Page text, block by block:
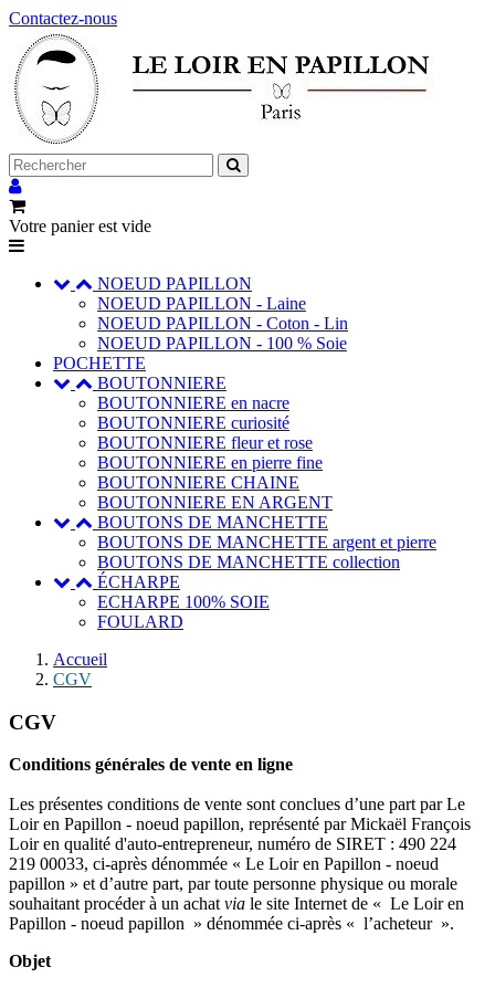
Contactez-nous
Votre panier est vide
NOEUD PAPILLON
NOEUD PAPILLON - Laine
NOEUD PAPILLON - Coton - Lin
NOEUD PAPILLON - 100 % Soie
POCHETTE
BOUTONNIERE
BOUTONNIERE en nacre
BOUTONNIERE curiosité
BOUTONNIERE fleur et rose
BOUTONNIERE en pierre fine
BOUTONNIERE CHAINE
BOUTONNIERE EN ARGENT
BOUTONS DE MANCHETTE
BOUTONS DE MANCHETTE argent et pierre
BOUTONS DE MANCHETTE collection
ÉCHARPE
ECHARPE 100% SOIE
FOULARD
Accueil
CGV
CGV
Conditions générales de vente en ligne
Les présentes conditions de vente sont conclues d’une part par Le
Loir en Papillon - noeud papillon, représenté par Mickaël François
Loir en qualité d'auto-entrepreneur, numéro de SIRET : 490 224
219 00033, ci-après dénommée « Le Loir en Papillon - noeud
papillon » et d’autre part, par toute personne physique ou morale
souhaitant procéder à un achatvia le site Internet de « Le Loir en
Papillon - noeud papillon » dénommée ci-après « l’acheteur ».
Objet